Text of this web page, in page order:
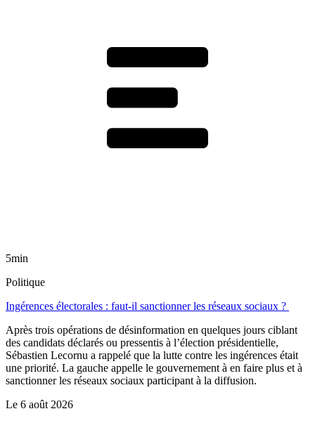
5min
Politique
Ingérences électorales : faut-il sanctionner les réseaux sociaux ?
Après trois opérations de désinformation en quelques jours ciblant
des candidats déclarés ou pressentis à l’élection présidentielle,
Sébastien Lecornu a rappelé que la lutte contre les ingérences était
une priorité. La gauche appelle le gouvernement à en faire plus et à
sanctionner les réseaux sociaux participant à la diffusion.
Le 6 août 2026